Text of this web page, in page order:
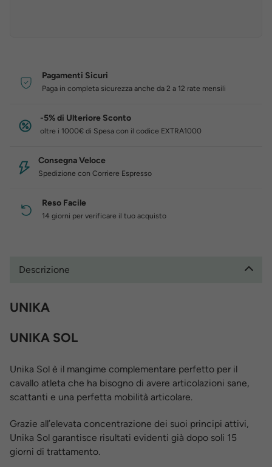
Pagamenti Sicuri
Paga in completa sicurezza anche da 2 a 12 rate mensili
-5% di Ulteriore Sconto
oltre i 1000€ di Spesa con il codice EXTRA1000
Consegna Veloce
Spedizione con Corriere Espresso
Reso Facile
14 giorni per verificare il tuo acquisto
Descrizione
UNIKA
UNIKA SOL
Unika Sol è il mangime complementare perfetto per il
cavallo atleta che ha bisogno di avere articolazioni sane,
scattanti e una perfetta mobilità articolare.
Grazie all’elevata concentrazione dei suoi principi attivi,
Unika Sol garantisce risultati evidenti già dopo soli 15
giorni di trattamento.